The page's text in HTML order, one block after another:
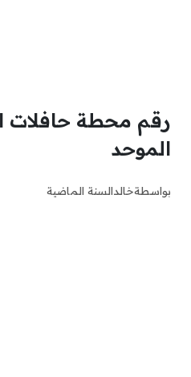
رقم محطة حافلات
الموحد
بواسطةخالدالسنة الماضية